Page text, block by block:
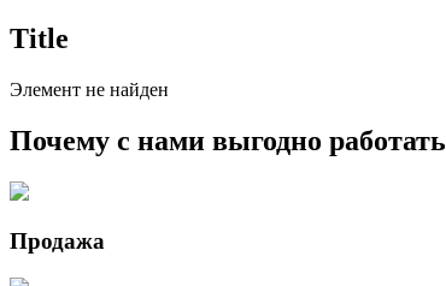
Title
Элемент не найден
Почему с нами выгодно работать
Продажа